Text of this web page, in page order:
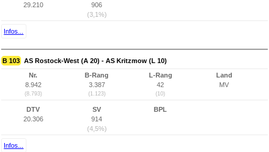
29.210
906
(3,1%)
Infos...
B 103 AS Rostock-West (A 20) - AS Kritzmow (L 10)
Nr.
8.942
(8.793)
B-Rang
3.387
(1.123)
L-Rang
42
(10)
Land
MV
DTV
20.306
SV
914
(4,5%)
BPL
Infos...